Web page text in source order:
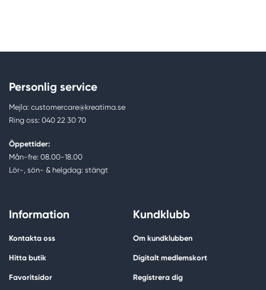
Personlig service
Mejla: customercare@kreatima.se
Ring oss: 040 22 30 70
Öppettider:
Mån-fre: 08.00-18.00
Lör-, sön- & helgdag: stängt
Information
Kontakta oss
Hitta butik
Favoritsidor
Kundklubb
Om kundklubben
Digitalt medlemskort
Registrera dig